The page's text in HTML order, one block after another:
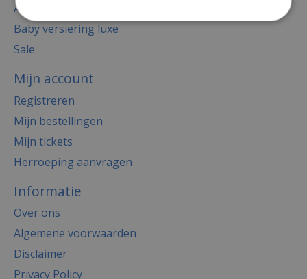
Accessoires
Baby versiering luxe
Sale
Mijn account
Registreren
Mijn bestellingen
Mijn tickets
Herroeping aanvragen
Informatie
Over ons
Algemene voorwaarden
Disclaimer
Privacy Policy